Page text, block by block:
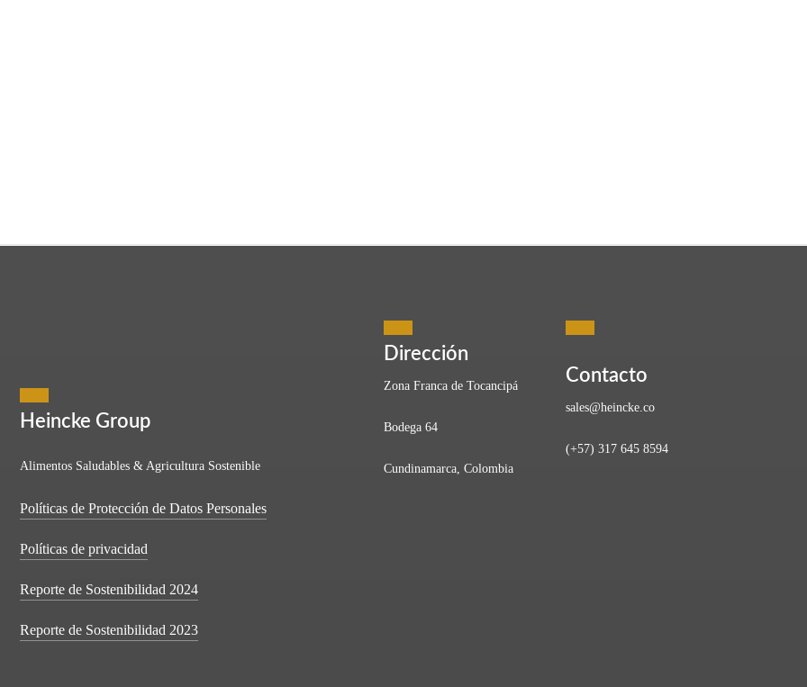
de los Agroalimentos Saludables
de que la salud y el bienestar comienzan con lo que consumimos. Los agroalimentos saludables son esenciales para una
Heincke Group
Alimentos Saludables & Agricultura Sostenible
Políticas de Protección de Datos Personales
Políticas de privacidad
Reporte de Sostenibilidad 2024
Reporte de Sostenibilidad 2023
Dirección
Zona Franca de Tocancipá
Bodega 64
Cundinamarca, Colombia
Contacto
sales@heincke.co
(+57) 317 645 8594